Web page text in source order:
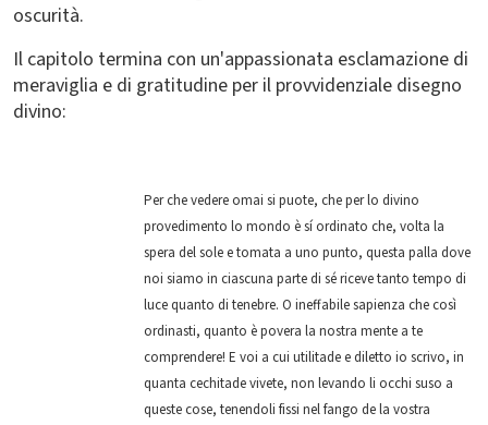
oscurità.
Il capitolo termina con un'appassionata esclamazione di
meraviglia e di gratitudine per il provvidenziale disegno
divino:
Per che vedere omai si puote, che per lo divino
provedimento lo mondo è sí ordinato che, volta la
spera del sole e tomata a uno punto, questa palla dove
noi siamo in ciascuna parte di sé riceve tanto tempo di
luce quanto di tenebre. O ineffabile sapienza che così
ordinasti, quanto è povera la nostra mente a te
comprendere! E voi a cui utilitade e diletto io scrivo, in
quanta cechitade vivete, non levando li occhi suso a
queste cose, tenendoli fissi nel fango de la vostra